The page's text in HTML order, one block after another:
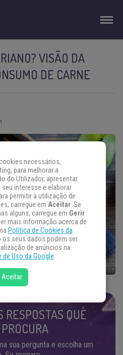
VISÃO DA
DE CARNE
RESPOSTAS QUE
sua pergunta e escolha um
necessários,
para melhorar a
do Utilizador, apresentar
interesse e elaborar
permitir a utilização de
carregue em Aceitar. Se
alguns, carregue em Gerir
mais informação acerca de
Política de Cookies da
seus dados podem ser
de anúncios na
de Uso da Google.
Aceitar